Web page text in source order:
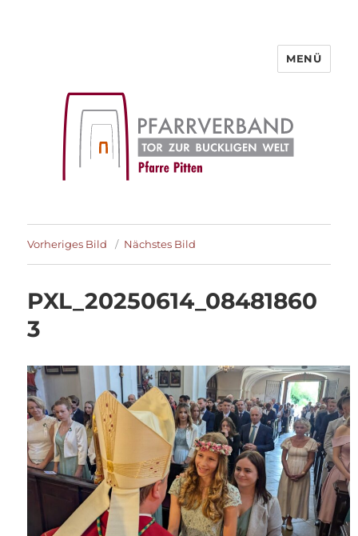
MENÜ
Vorheriges Bild Nächstes Bild
PXL_20250614_08481860
3